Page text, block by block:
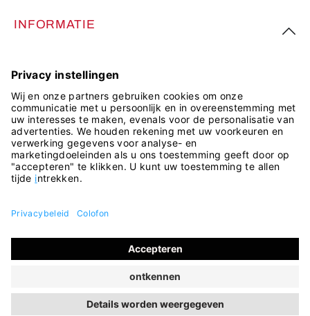
INFORMATIE
VOLG ONS
© 2026 ara Store
verzendkosten
bezorgkosten, indien niet anders vermeld.